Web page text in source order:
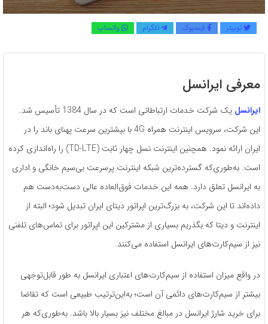
توییتر فیسبوک تلگرام واتساپ
معرفی ایرانسل
ایرانسل
یک شرکت خدمات ارتباطاتی است که در سال 1384 تأسیس شد.
این شرکت، سرویس اینترنت همراه 4G با بیشترین سرعت پهنای باند را در
ایران ارائه نمود. همچنین اینترنت نسل چهار ثابت (TD-LTE) را راه‌اندازی کرده
است. به‌طوری‌که گسترده‌ترین شبکه اینترنت پرسرعت بی‌سیم خانگی و اداری
به ایرانسل تعلق دارد. همه این خدمات فوق‌العاده عالی دست‌به‌دست هم
داده‌اند تا این شرکت، به بزرگ‌ترین اپراتور دیتای ایران تبدیل شود؛ البته از
اینترنت و دیتا که بگذریم بسیاری از مشترکین این اپراتور برای تماس‌های تلفنی
نیز از سیم‌کارت‌های ایرانسل استفاده می‌کنند.
در واقع میزان استفاده از سیم‌کارت‌های اعتباری ایرانسل به طور قابل‌توجهی
بیشتر از سیم‌کارت‌های دائمی آن است؛ به‌این‌ترتیب طبیعی است که تقاضا
برای خرید شارژ ایرانسل در مبالغ مختلف نیز بسیار بالا باشد. به‌طوری‌که هر